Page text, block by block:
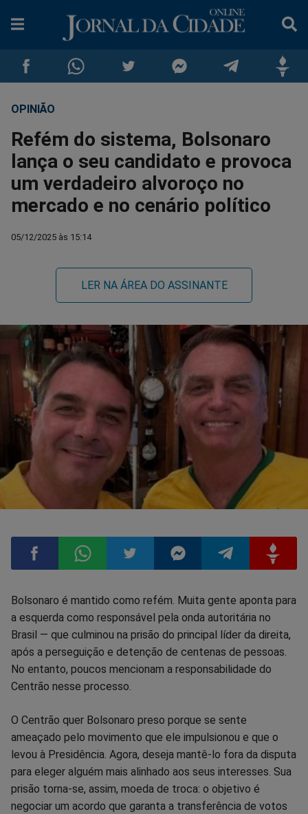
Compartilhar
no
Facebook
Compartilhar
no
Whatsapp
no
Twitter
no
Messenger
no
Telegram
OPINIÃO
Refém do sistema, Bolsonaro
lança o seu candidato e provoca
um verdadeiro alvoroço no
mercado e no cenário político
05/12/2025 às 15:14
LER NA ÁREA DO ASSINANTE
Compartilhar
no
Facebook
Compartilhar
no
Whatsapp
Compartilhar
no
Twitter
Compartilhar
no
Messenger
Compartilhar
no
Telegram
no
Gettr
Bolsonaro é mantido como refém. Muita gente aponta para
a esquerda como responsável pela onda autoritária no
Brasil — que culminou na prisão do principal líder da direita,
após a perseguição e detenção de centenas de pessoas.
No entanto, poucos mencionam a responsabilidade do
Centrão nesse processo.
O Centrão quer Bolsonaro preso porque se sente
ameaçado pelo movimento que ele impulsionou e que o
levou à Presidência. Agora, deseja mantê-lo fora da disputa
para eleger alguém mais alinhado aos seus interesses. Sua
prisão torna-se, assim, moeda de troca: o objetivo é
negociar um acordo que garanta a transferência de votos